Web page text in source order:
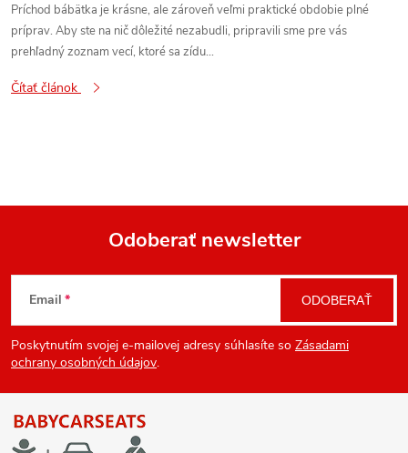
Príchod bábätka je krásne, ale zároveň veľmi praktické obdobie plné
príprav. Aby ste na nič dôležité nezabudli, pripravili sme pre vás
prehľadný zoznam vecí, ktoré sa zídu...
Čítať článok
Z
á
p
ä
Odoberať newsletter
Email
Poskytnutím svojej e-mailovej adresy súhlasíte so Zásadami
ochrany osobných údajov.
ODOBERAŤ